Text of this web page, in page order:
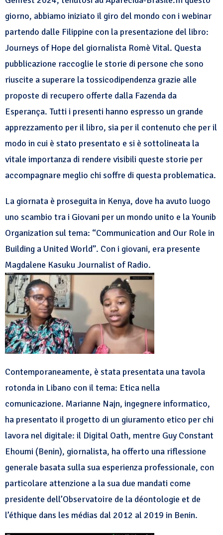
giorno, abbiamo iniziato il giro del mondo con i webinar
partendo dalle Filippine con la presentazione del libro:
Journeys of Hope del giornalista Romè Vital. Questa
pubblicazione raccoglie le storie di persone che sono
riuscite a superare la tossicodipendenza grazie alle
proposte di recupero offerte dalla Fazenda da
Esperança. Tutti i presenti hanno espresso un grande
apprezzamento per il libro, sia per il contenuto che per il
modo in cui è stato presentato e si è sottolineata la
vitale importanza di rendere visibili queste storie per
accompagnare meglio chi soffre di questa problematica.
La giornata è proseguita in Kenya, dove ha avuto luogo
uno scambio tra i Giovani per un mondo unito e la Younib
Organization sul tema: “Communication and Our Role in
Building a United World”. Con i giovani, era presente
Magdalene Kasuku Journalist of Radio.
Contemporaneamente, è stata presentata una tavola
rotonda in Libano con il tema: Etica nella
comunicazione. Marianne Najn, ingegnere informatico,
ha presentato il progetto di un giuramento etico per chi
lavora nel digitale: il Digital Oath, mentre Guy Constant
Ehoumi (Benin), giornalista, ha offerto una riflessione
generale basata sulla sua esperienza professionale, con
particolare attenzione a la sua due mandati come
presidente dell’Observatoire de la déontologie et de
l’éthique dans les médias dal 2012 al 2019 in Benin.